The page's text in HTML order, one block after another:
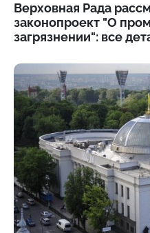
Верховная Рада
законопроект "О
загрязнении": все